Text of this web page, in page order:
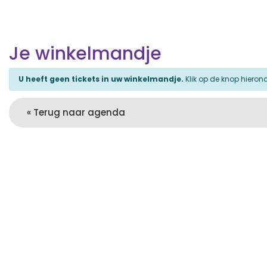
Je winkelmandje
U heeft geen tickets in uw winkelmandje. Klik op de knop
« Terug naar agenda